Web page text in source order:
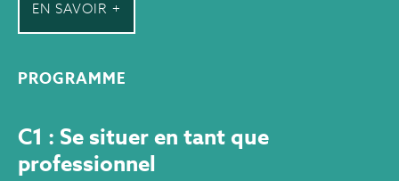
EN SAVOIR +
PROGRAMME
C1 : Se situer en tant que
professionnel